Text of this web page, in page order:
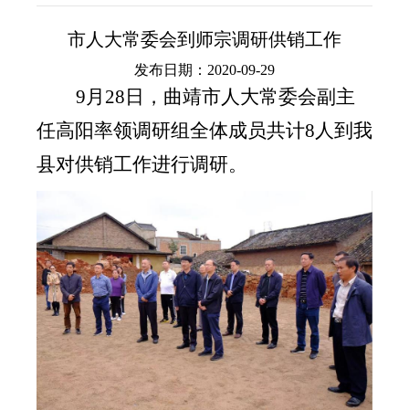
市人大常委会到师宗调研供销工作
发布日期：2020-09-29
9月28日，曲靖市人大常委会副主
任高阳率领调研组全体成员共计8人到我
县对供销工作进行调研。